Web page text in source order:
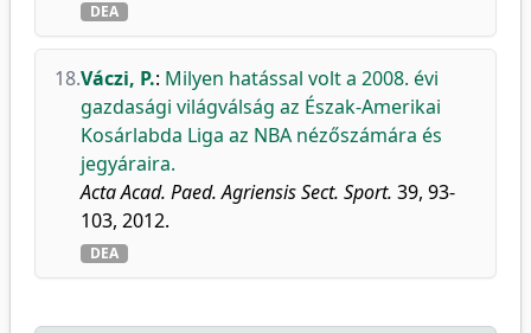
DEA
18.Váczi, P.: Milyen hatással volt a 2008. évi
gazdasági világválság az Észak-Amerikai
Kosárlabda Liga az NBA nézőszámára és
jegyáraira.
Acta Acad. Paed. Agriensis Sect. Sport. 39, 93-
103, 2012.
DEA